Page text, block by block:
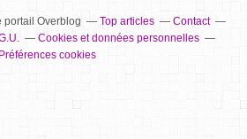
Overblog Top articles
Contact
Cookies et données personnelles
Préférences cookies